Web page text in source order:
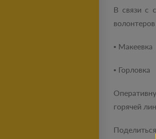
В связи с
• Макеевка
• Горловка
горячей